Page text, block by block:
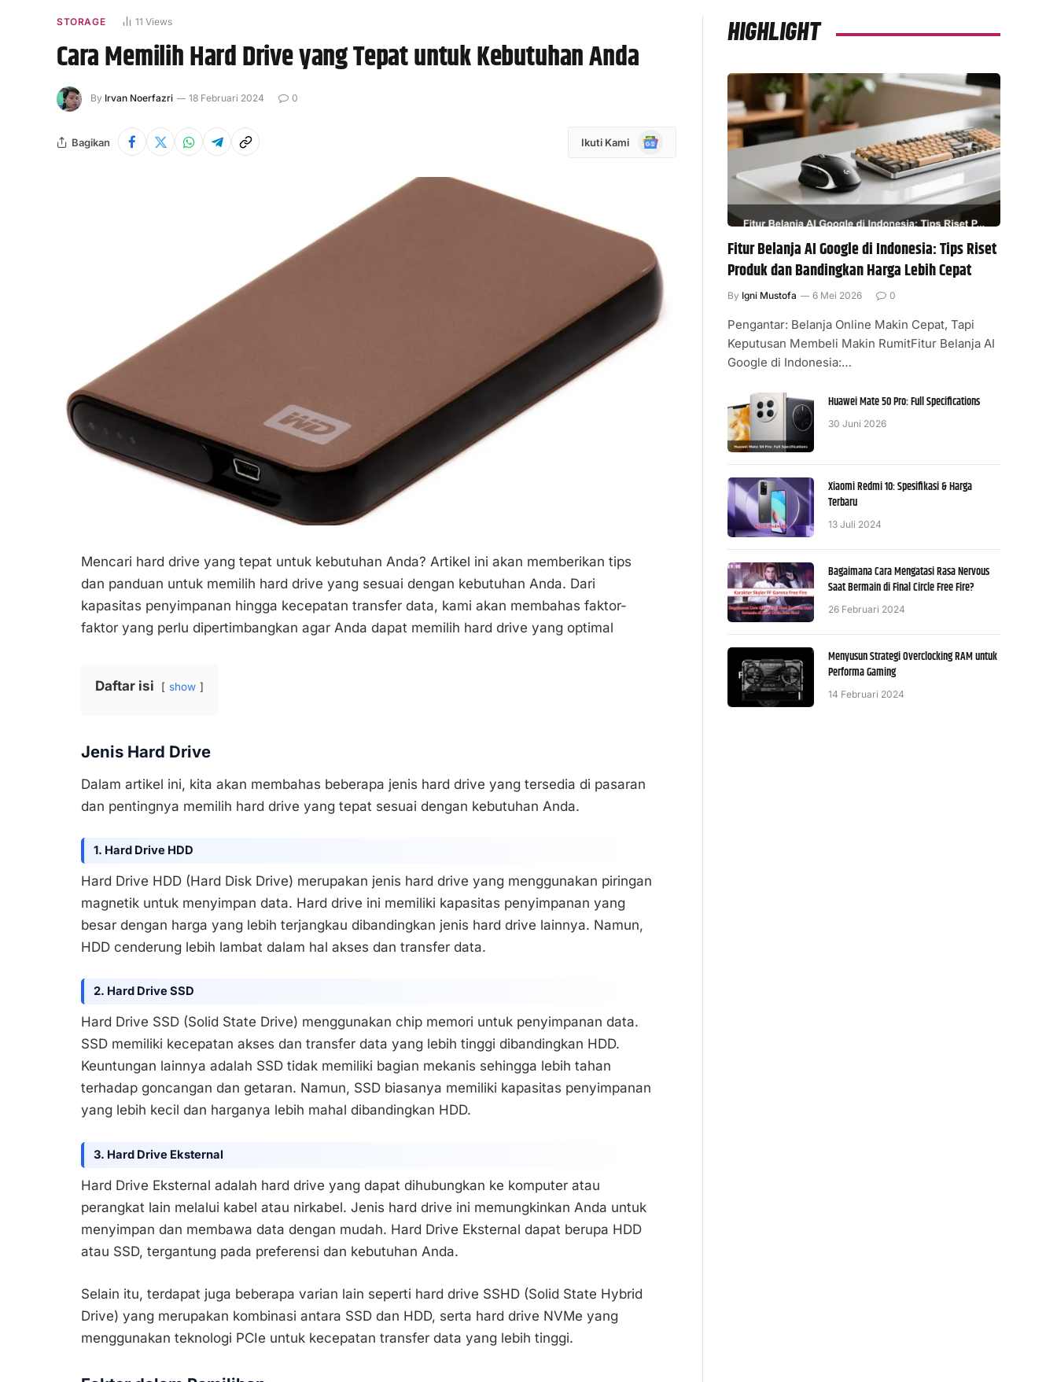
STORAGE 11Views
Cara Memilih Hard Drive yang Tepat untuk Kebutuhan Anda
By Irvan Noerfazri 18 Februari 2024 0
Bagikan Ikuti Kami
Google
Mencari hard drive yang tepat untuk kebutuhan Anda? Artikel ini akan memberikan tips
dan panduan untuk memilih hard drive yang sesuai dengan kebutuhan Anda. Dari
kapasitas penyimpanan hingga kecepatan transfer data, kami akan membahas faktor-
faktor yang perlu dipertimbangkan agar Anda dapat memilih hard drive yang optimal
Daftar isi show
Jenis Hard Drive
Dalam artikel ini, kita akan membahas beberapa jenis hard drive yang tersedia di pasaran
dan pentingnya memilih hard drive yang tepat sesuai dengan kebutuhan Anda.
1. Hard Drive HDD
Hard Drive HDD (Hard Disk Drive) merupakan jenis hard drive yang menggunakan piringan
magnetik untuk menyimpan data. Hard drive ini memiliki kapasitas penyimpanan yang
besar dengan harga yang lebih terjangkau dibandingkan jenis hard drive lainnya. Namun,
HDD cenderung lebih lambat dalam hal akses dan transfer data.
2. Hard Drive SSD
Hard Drive SSD (Solid State Drive) menggunakan chip memori untuk penyimpanan data.
SSD memiliki kecepatan akses dan transfer data yang lebih tinggi dibandingkan HDD.
Keuntungan lainnya adalah SSD tidak memiliki bagian mekanis sehingga lebih tahan
terhadap goncangan dan getaran. Namun, SSD biasanya memiliki kapasitas penyimpanan
yang lebih kecil dan harganya lebih mahal dibandingkan HDD.
3. Hard Drive Eksternal
Hard Drive Eksternal adalah hard drive yang dapat dihubungkan ke komputer atau
perangkat lain melalui kabel atau nirkabel. Jenis hard drive ini memungkinkan Anda untuk
menyimpan dan membawa data dengan mudah. Hard Drive Eksternal dapat berupa HDD
atau SSD, tergantung pada preferensi dan kebutuhan Anda.
Selain itu, terdapat juga beberapa varian lain seperti hard drive SSHD (Solid State Hybrid
Drive) yang merupakan kombinasi antara SSD dan HDD, serta hard drive NVMe yang
menggunakan teknologi PCIe untuk kecepatan transfer data yang lebih tinggi.
HIGHLIGHT
Fitur Belanja AI Google di Indonesia: Tips Riset
Produk dan Bandingkan Harga Lebih Cepat
By Igni Mustofa 6 Mei 2026 0
Pengantar: Belanja Online Makin Cepat, Tapi
Keputusan Membeli Makin RumitFitur Belanja AI
Google di Indonesia:…
Huawei Mate 50 Pro: Full Specifications
30 Juni 2026
Xiaomi Redmi 10: Spesifikasi & Harga
Terbaru
13 Juli 2024
Bagaimana Cara Mengatasi Rasa Nervous
Saat Bermain di Final Circle Free Fire?
26 Februari 2024
Menyusun Strategi Overclocking RAM untuk
Performa Gaming
14 Februari 2024